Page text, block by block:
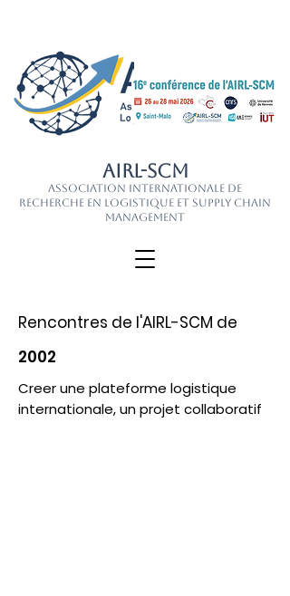
AIRL-SCM
Association Internationale de
Recherche en Logistique et Supply Chain
Management
Rencontres de l'AIRL-SCM de
2002
Creer une plateforme logistique
internationale, un projet collaboratif